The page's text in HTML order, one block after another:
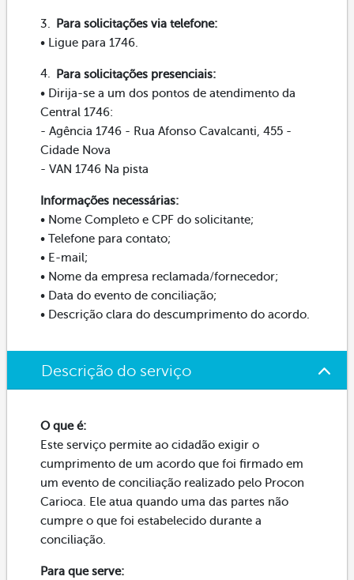
Para solicitações via telefone:
• Ligue para 1746.
Para solicitações presenciais:
• Dirija-se a um dos pontos de atendimento da
Central 1746:
- Agência 1746 - Rua Afonso Cavalcanti, 455 -
Cidade Nova
- VAN 1746 Na pista
Informações necessárias:
• Nome Completo e CPF do solicitante;
• Telefone para contato;
• E-mail;
• Nome da empresa reclamada/fornecedor;
• Data do evento de conciliação;
• Descrição clara do descumprimento do acordo.
Descrição do serviço
O que é:
Este serviço permite ao cidadão exigir o
cumprimento de um acordo que foi firmado em
um evento de conciliação realizado pelo Procon
Carioca. Ele atua quando uma das partes não
cumpre o que foi estabelecido durante a
conciliação.
Para que serve: